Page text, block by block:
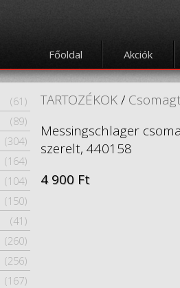
Főoldal Akciók
(61)
(89)
(304)
(164)
(104)
(150)
(41)
(260)
(256)
(167)
TARTOZÉKOK/
Messingschlager
szerelt, 440158
4 900 Ft